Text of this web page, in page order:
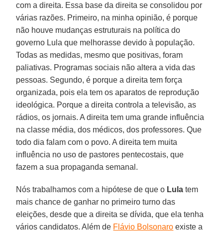
com a direita. Essa base da direita se consolidou por
várias razões. Primeiro, na minha opinião, é porque
não houve mudanças estruturais na política do
governo Lula que melhorasse devido à população.
Todas as medidas, mesmo que positivas, foram
paliativas. Programas sociais não altera a vida das
pessoas. Segundo, é porque a direita tem força
organizada, pois ela tem os aparatos de reprodução
ideológica. Porque a direita controla a televisão, as
rádios, os jornais. A direita tem uma grande influência
na classe média, dos médicos, dos professores. Que
todo dia falam com o povo. A direita tem muita
influência no uso de pastores pentecostais, que
fazem a sua propaganda semanal.
Nós trabalhamos com a hipótese de que o Lula tem
mais chance de ganhar no primeiro turno das
eleições, desde que a direita se dívida, que ela tenha
vários candidatos. Além de Flávio Bolsonaro existe a